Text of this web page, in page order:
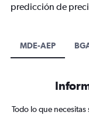
predicción de
MDE-AEP
Todo lo que